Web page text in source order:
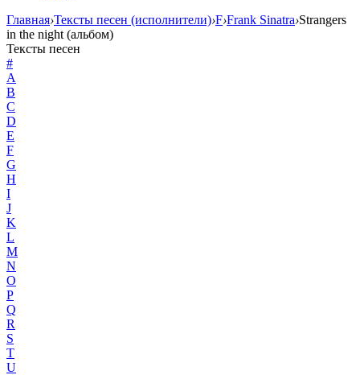
Главная›Тексты песен (исполнители)›F›Frank Sinatra›Strangers
in the night (альбом)
Тексты песен
#
A
B
C
D
E
F
G
H
I
J
K
L
M
N
O
P
Q
R
S
T
U